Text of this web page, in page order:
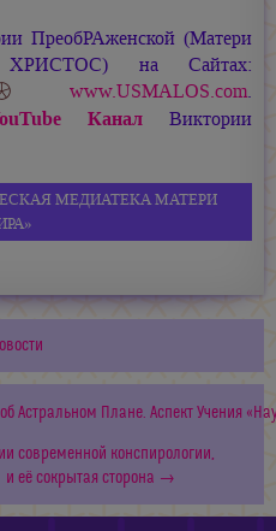
ПреобРАженской (Матери
) на Сайтах:
www.USMALOS.com.
Канал Виктории
МЕДИАТЕКА МАТЕРИ
Астральном Плане. Аспект Учения
современной конспирологии,
и её сокрытая сторона →